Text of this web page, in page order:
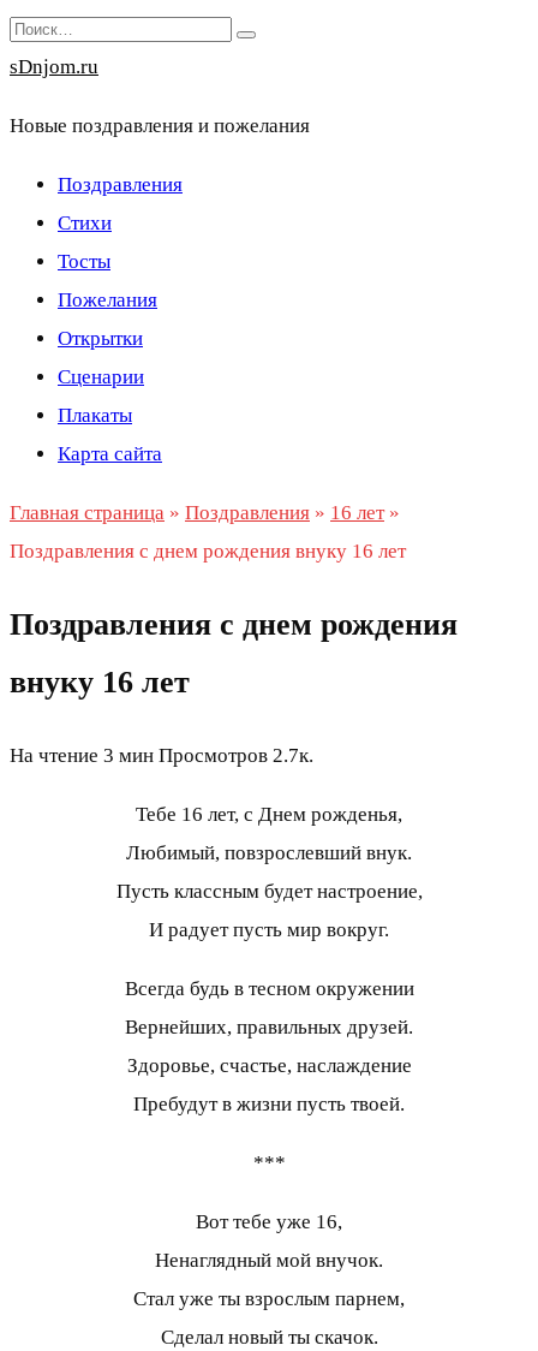
Перейти
к
Search
for:
sDnjom.ru
Новые поздравления и пожелания
Поздравления
Стихи
Тосты
Пожелания
Открытки
Сценарии
Плакаты
Карта сайта
Главная страница » Поздравления » 16 лет»
Поздравления с днем рождения внуку 16 лет
Поздравления с днем рождения
внуку 16 лет
На чтение 3 мин Просмотров 2.7к.
Тебе 16 лет, с Днем рожденья,
Любимый, повзрослевший внук.
Пусть классным будет настроение,
И радует пусть мир вокруг.
Всегда будь в тесном окружении
Вернейших, правильных друзей.
Здоровье, счастье, наслаждение
Пребудут в жизни пусть твоей.
***
Вот тебе уже 16,
Ненаглядный мой внучок.
Стал уже ты взрослым парнем,
Сделал новый ты скачок.